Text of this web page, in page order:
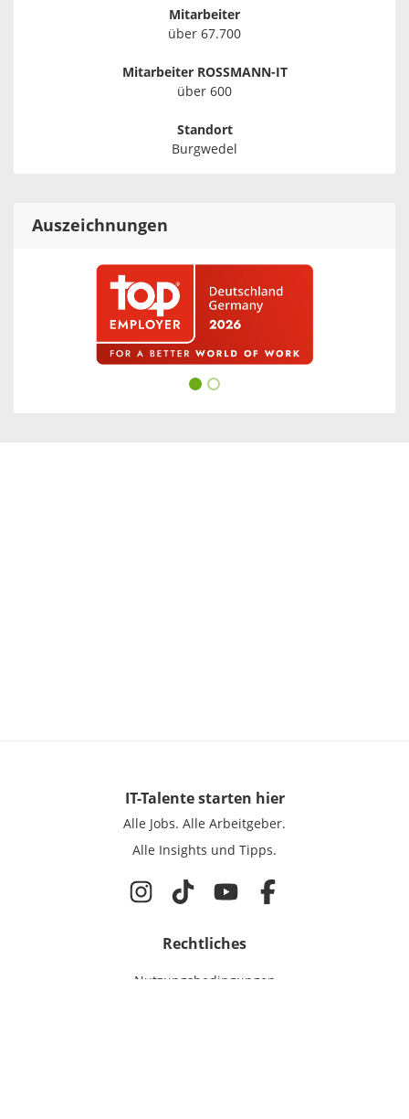
Mitarbeiter
über 67.700
Mitarbeiter ROSSMANN-IT
über 600
Standort
Burgwedel
Auszeichnungen
IT-Talentestarten hier
Alle Jobs. Alle Arbeitgeber.
Alle Insights und Tipps.
Rechtliches
Nutzungsbedingungen